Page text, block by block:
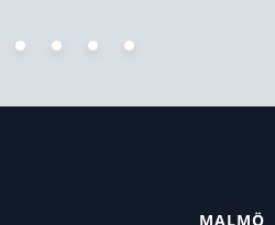
MALMÖ